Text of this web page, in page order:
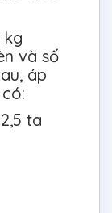
kg
và số
áp
có:
ta